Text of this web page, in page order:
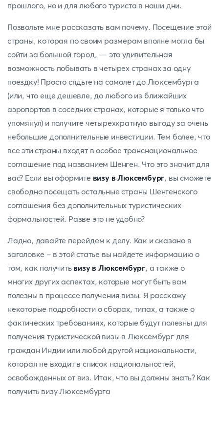
прошлого, но и для любого туриста в наши дни.
Позвольте мне рассказать вам почему. Посещение этой
страны, которая по своим размерам вполне могла бы
сойти за большой город, — это удивительная
возможность побывать в четырех странах за одну
поездку! Просто сядьте на самолет до Люксембурга
(или, что еще дешевле, до любого из ближайших
аэропортов в соседних странах, которые я только что
упомянул) и получите четырехкратную выгоду за очень
небольшие дополнительные инвестиции. Тем более, что
все эти страны входят в особое транснациональное
соглашение под названием Шенген. Что это значит для
вас? Если вы оформите визу в Люксембург, вы сможете
свободно посещать остальные страны Шенгенского
соглашения без дополнительных туристических
формальностей. Разве это не удобно?
Ладно, давайте перейдем к делу. Как и сказано в
заголовке - в этой статье вы найдете информацию о
том, как получить визу в Люксембург, а также о
многих других аспектах, которые могут быть вам
полезны в процессе получения визы. Я расскажу
некоторые подробности о сборах, типах, а также о
фактических требованиях, которые будут полезны для
получения туристической визы в Люксембург для
граждан Индии или любой другой национальности,
которая не входит в список национальностей,
освобожденных от виз. Итак, что вы должны знать? Как
получить визу Люксембурга